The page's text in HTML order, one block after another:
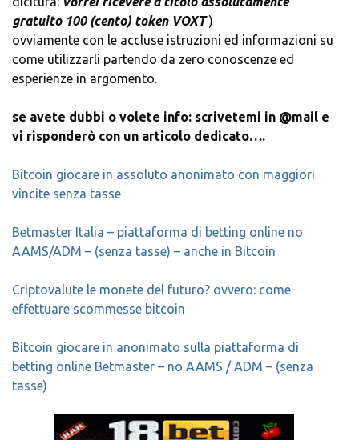
gratuito 100 (cento) token VOXT)
ovviamente con le accluse istruzioni ed informazioni su
come utilizzarli partendo da zero conoscenze ed
esperienze in argomento.
se avete dubbi o volete info: scrivetemi in @mail e
vi risponderò con un articolo dedicato….
Bitcoin giocare in assoluto anonimato con maggiori
vincite senza tasse
Betmaster Italia – piattaforma di betting online no
AAMS/ADM – (senza tasse) – anche in Bitcoin
Criptovalute le monete del futuro? ovvero: come
effettuare scommesse bitcoin
Bitcoin giocare in anonimato sulla piattaforma di
betting online Betmaster – no AAMS / ADM – (senza
tasse)